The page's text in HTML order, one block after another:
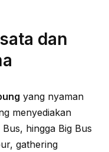
dan
yang nyaman
menyediakan
hingga Big Bus
gathering